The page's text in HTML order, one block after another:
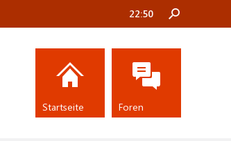
22:50
Startseite Foren